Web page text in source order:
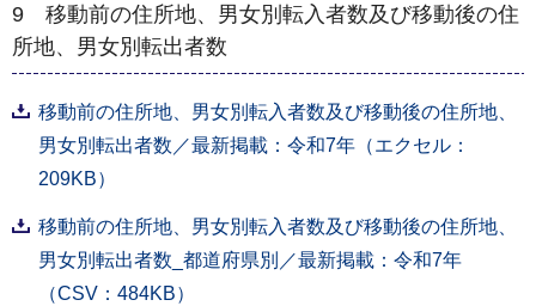
9 移動前の住所地、男⼥別転⼊者数及び移動後の住
所地、男⼥別転出者数
移動前の住所地、男⼥別転⼊者数及び移動後の住所地、
男⼥別転出者数／最新掲載：令和7年（エクセル：
209KB）
移動前の住所地、男⼥別転⼊者数及び移動後の住所地、
男⼥別転出者数_都道府県別／最新掲載：令和7年
（CSV：484KB）